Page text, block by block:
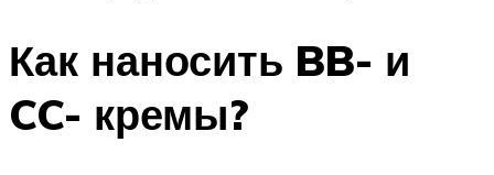
Как наносить BB- и
CC- кремы?